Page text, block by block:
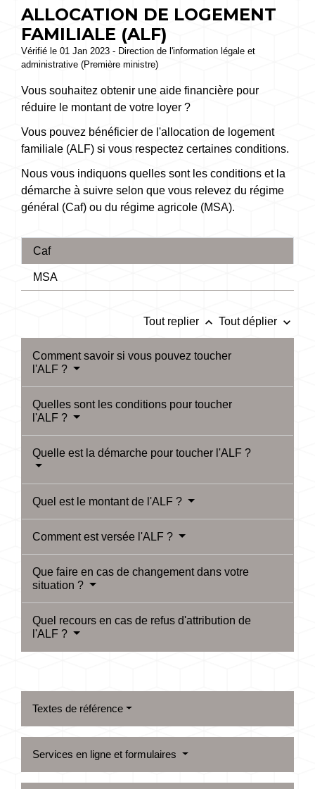
ALLOCATION DE LOGEMENT
FAMILIALE (ALF)
Vérifié le 01 Jan 2023 - Direction de l'information légale et
administrative (Première ministre)
Vous souhaitez obtenir une aide financière pour
réduire le montant de votre loyer ?
Vous pouvez bénéficier de l'allocation de logement
familiale (ALF) si vous respectez certaines conditions.
Nous vous indiquons quelles sont les conditions et la
démarche à suivre selon que vous relevez du régime
général (Caf) ou du régime agricole (MSA).
Caf
MSA
Tout replier keyboard_arrow_up Tout déplier keyboard_arrow_down
Comment savoir si vous pouvez toucher
l'ALF ?
Quelles sont les conditions pour toucher
l'ALF ?
Quelle est la démarche pour toucher l'ALF ?
Quel est le montant de l'ALF ?
Comment est versée l'ALF ?
Que faire en cas de changement dans votre
situation ?
Quel recours en cas de refus d'attribution de
l'ALF ?
Textes de référence
Services en ligne et formulaires